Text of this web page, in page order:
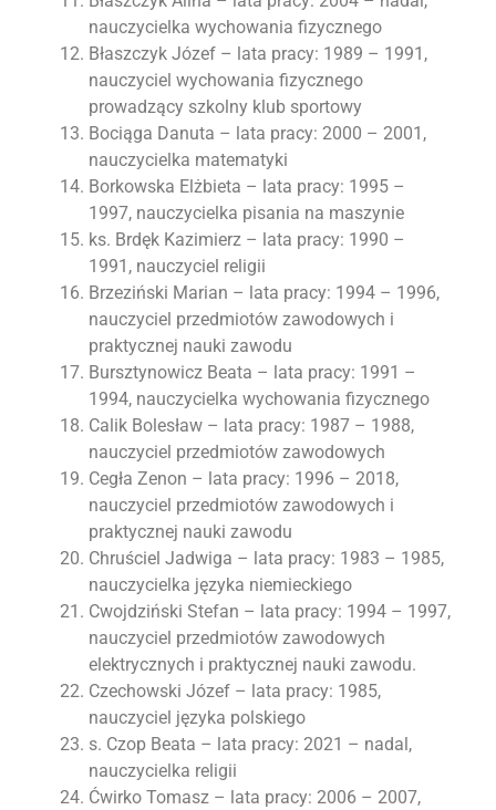
nauczycielka wychowania fizycznego
Błaszczyk Józef – lata pracy: 1989 – 1991,
nauczyciel wychowania fizycznego
prowadzący szkolny klub sportowy
Bociąga Danuta – lata pracy: 2000 – 2001,
nauczycielka matematyki
Borkowska Elżbieta – lata pracy: 1995 –
1997, nauczycielka pisania na maszynie
ks. Brdęk Kazimierz – lata pracy: 1990 –
1991, nauczyciel religii
Brzeziński Marian – lata pracy: 1994 – 1996,
nauczyciel przedmiotów zawodowych i
praktycznej nauki zawodu
Bursztynowicz Beata – lata pracy: 1991 –
1994, nauczycielka wychowania fizycznego
Calik Bolesław – lata pracy: 1987 – 1988,
nauczyciel przedmiotów zawodowych
Cegła Zenon – lata pracy: 1996 – 2018,
nauczyciel przedmiotów zawodowych i
praktycznej nauki zawodu
Chruściel Jadwiga – lata pracy: 1983 – 1985,
nauczycielka języka niemieckiego
Cwojdziński Stefan – lata pracy: 1994 – 1997,
nauczyciel przedmiotów zawodowych
elektrycznych i praktycznej nauki zawodu.
Czechowski Józef – lata pracy: 1985,
nauczyciel języka polskiego
s. Czop Beata – lata pracy: 2021 – nadal,
nauczycielka religii
Ćwirko Tomasz – lata pracy: 2006 – 2007,